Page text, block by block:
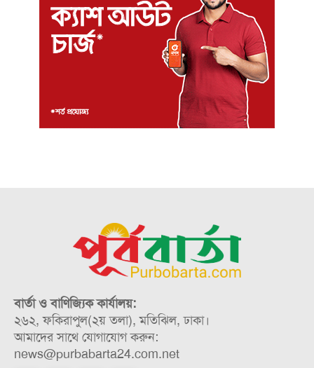
বার্তা ও বাণিজ্যিক কার্যালয়:
২৬২, ফকিরাপুল(২য় তলা), মতিঝিল, ঢাকা।
আমাদের সাথে যোগাযোগ করুন:
news@purbabarta24.com.net